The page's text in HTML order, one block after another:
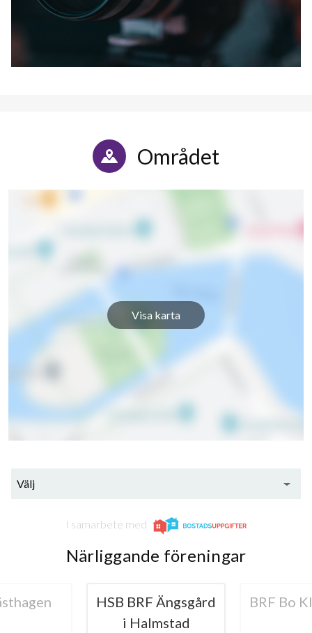
Området
Visa karta
Välj
I samarbete med
Närliggande föreningar
BRF Bo Klok Vallås